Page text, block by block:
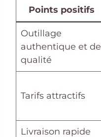
Points positifs
Outillage
authentique et de
qualité
Tarifs attractifs
Livraison rapide